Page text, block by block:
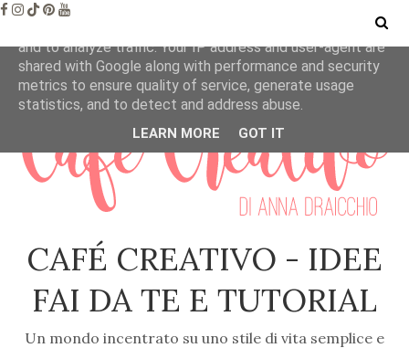
CAFÉ CREATIVO - IDEE
FAI DA TE E TUTORIAL
Un mondo incentrato su uno stile di vita semplice e
This site uses cookies from Google to deliver its services
and to analyze traffic. Your IP address and user-agent are
shared with Google along with performance and security
metrics to ensure quality of service, generate usage
statistics, and to detect and address abuse.
LEARN MORE GOT IT